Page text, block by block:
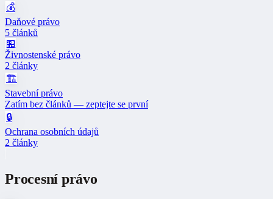
💰
Daňové právo
5 článků
🏪
Živnostenské právo
2 články
🏗️
Stavební právo
Zatím bez článků — zeptejte se první
🔒
Ochrana osobních údajů
2 články
Procesní právo